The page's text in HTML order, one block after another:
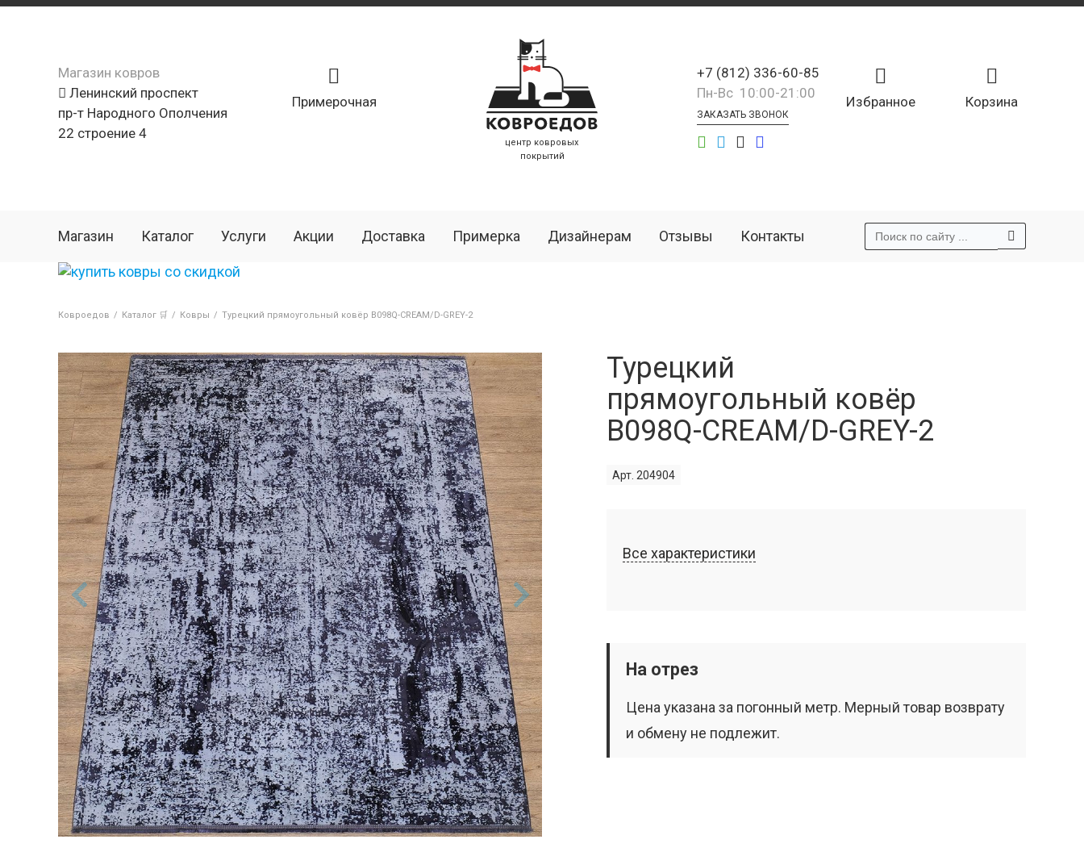
Магазин ковров
Ленинский проспект
пр-т Народного Ополчения
22 строение 4
Примерочная
центр ковровых
покрытий
Корзина
Избранное
+7 (812) 336-60-85
Пн-Вс 10:00-21:00
ЗАКАЗАТЬ ЗВОНОК
Магазин Каталог Услуги Акции Доставка Примерка Дизайнерам Отзывы Контакты
Ковроедов / Каталог 🛒 / Ковры / Турецкий прямоугольный ковёр B098Q-CREAM/D-GREY-2
Турецкий
прямоугольный ковёр
B098Q-CREAM/D-GREY-2
Арт. 204904
Все характеристики
На отрез
Цена указана за погонный метр. Мерный товар возврату
и обмену не подлежит.